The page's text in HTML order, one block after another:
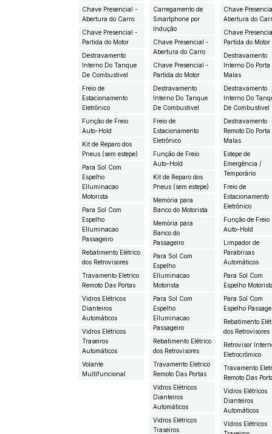
Chave Presencial -
Abertura do Carro
Chave Presencial -
Partida do Motor
Destravamento
Interno Do Tanque
De Combustivel
Freio de
Estacionamento
Eletrônico
Função de Freio
Auto-Hold
Kit de Reparo dos
Pneus (sem estepe)
Para Sol Com
Espelho
EIluminacao
Motorista
Para Sol Com
Espelho
EIluminacao
Passageiro
Rebatimento Elétrico
dos Retrovisores
Travamento Eletrico
Remoto Das Portas
Vidros Elétricos
Dianteiros
Automáticos
Vidros Elétricos
Traseiros
Automáticos
Volante
Multifuncional
Carregamento de
Smartphone por
Indução
Chave Presencial -
Abertura do Carro
Chave Presencial -
Partida do Motor
Destravamento
Interno Do Tanque
De Combustivel
Freio de
Estacionamento
Eletrônico
Função de Freio
Auto-Hold
Kit de Reparo dos
Pneus (sem estepe)
Memória para
Banco do Motorista
Memória para
Banco do
Passageiro
Para Sol Com
Espelho
EIluminacao
Motorista
Para Sol Com
Espelho
EIluminacao
Passageiro
Rebatimento Elétrico
dos Retrovisores
Travamento Eletrico
Remoto Das Portas
Vidros Elétricos
Dianteiros
Automáticos
Vidros Elétricos
Traseiros
Chave
Abertura do
Chave
Partida do Motor
Destravamento
Interno Do Porta
Malas
Destravamento
Interno Do
De Combustivel
Destravamento
Remoto Do Porta
Malas
Estepe de
Emergência /
Temporário
Freio de
Estacionamento
Eletrônico
Função de Freio
Auto-Hold
Limpador de
Parabrisas
Automáticos
Para Sol Com
Espelho
Para Sol Com
Espelho
Rebatimento
dos Retrovisores
Retrovisor
Eletrocrômico
Travamento
Remoto Das
Vidros Elétricos
Dianteiros
Automáticos
Vidros Elétricos